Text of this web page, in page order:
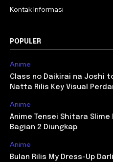
Kontak Informasi
POPULER
Anime
Class no Daikirai na Joshi
Natta Rilis Key Visual
Anime
Anime Tensei Shitara
Bagian 2 Diungkap
Anime
Bulan Rilis My Dress-Up